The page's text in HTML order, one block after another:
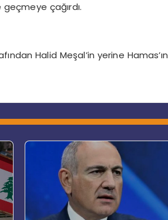
geçmeye çağırdı.
Halid Meşal’in yerine Hamas’ın